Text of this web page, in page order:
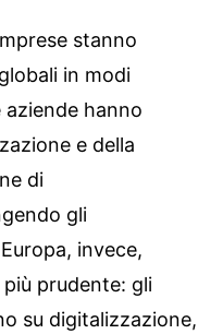
stanno
in modi
hanno
e della
di
gli
invece,
prudente: gli
su digitalizzazione,